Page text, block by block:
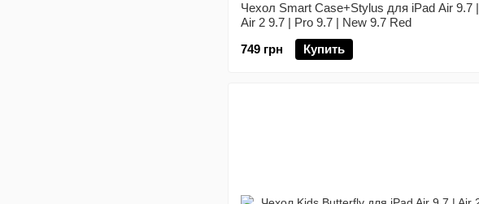
Чехол Smart Case+Stylus для iPad Air 9.7 |
Air 2 9.7 | Pro 9.7 | New 9.7 Red
749 грн
Купить